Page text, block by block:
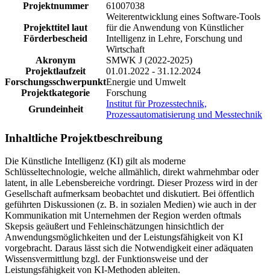
Projektnummer 61007038
Projekttitel laut
Förderbescheid
Weiterentwicklung eines Software-Tools
für die Anwendung von Künstlicher
Intelligenz in Lehre, Forschung und
Wirtschaft
Akronym
SMWK J (2022-2025)
Projektlaufzeit
01.01.2022 - 31.12.2024
ForschungsschwerpunktEnergie und Umwelt
Projektkategorie
Forschung
Grundeinheit
Institut für Prozesstechnik,
Prozessautomatisierung und Messtechnik
Inhaltliche Projektbeschreibung
Die Künstliche Intelligenz (KI) gilt als moderne
Schlüsseltechnologie, welche allmählich, direkt wahrnehmbar oder
latent, in alle Lebensbereiche vordringt. Dieser Prozess wird in der
Gesellschaft aufmerksam beobachtet und diskutiert. Bei öffentlich
geführten Diskussionen (z. B. in sozialen Medien) wie auch in der
Kommunikation mit Unternehmen der Region werden oftmals
Skepsis geäußert und Fehleinschätzungen hinsichtlich der
Anwendungsmöglichkeiten und der Leistungsfähigkeit von KI
vorgebracht. Daraus lässt sich die Notwendigkeit einer adäquaten
Wissensvermittlung bzgl. der Funktionsweise und der
Leistungsfähigkeit von KI-Methoden ableiten.